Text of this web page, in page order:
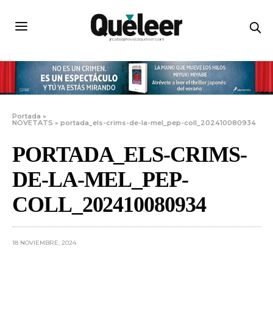
Portada »
NOVETATS »portada_els-crims-de-la-mel_pep-coll_202410080934
PORTADA_ELS-CRIMS-
DE-LA-MEL_PEP-
COLL_202410080934
18 NOVIEMBRE, 2024